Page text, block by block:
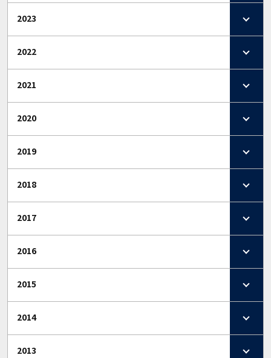
2023
2022
2021
2020
2019
2018
2017
2016
2015
2014
2013